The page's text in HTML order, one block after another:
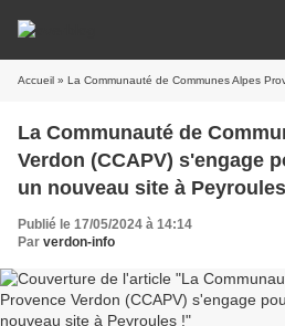
Accueil » La Communauté de Communes Alpes Provence Verdon (CCAPV)
La Communauté de
Verdon (CCAPV) s'engage
un nouveau site à
Publié le 17/05/2024 à 14:14
Par verdon-info